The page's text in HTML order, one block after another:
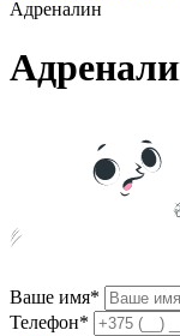
Адреналин
Ваше имя*
Телефон*